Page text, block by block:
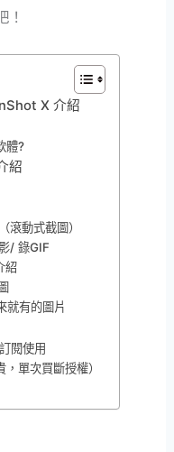
！
X 介紹
體?
紹
動式截圖）
/ 錄GIF
紹
就有的圖片
閱使用
單次買斷授權）